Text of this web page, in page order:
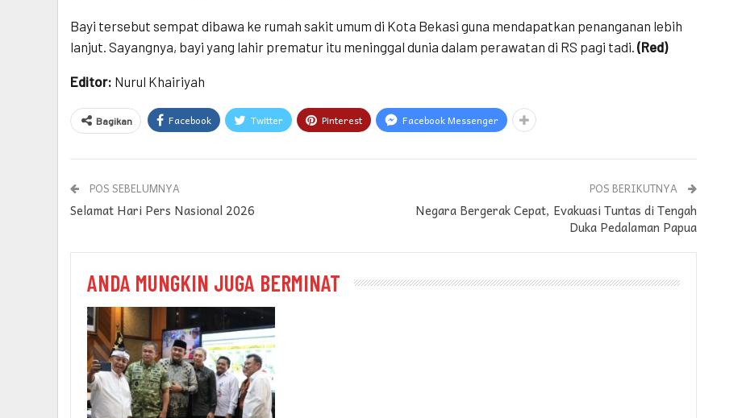
Bayi tersebut sempat dibawa ke rumah sakit umum di Kota Bekasi guna mendapatkan penanganan lebih
lanjut. Sayangnya, bayi yang lahir prematur itu meninggal dunia dalam perawatan di RS pagi tadi. (Red)
Editor: Nurul Khairiyah
Bagikan Facebook Twitter Pinterest Facebook Messenger
POS SEBELUMNYA
Selamat Hari Pers Nasional 2026
POS BERIKUTNYA
Negara Bergerak Cepat, Evakuasi Tuntas di Tengah
Duka Pedalaman Papua
ANDA MUNGKIN JUGA BERMINAT